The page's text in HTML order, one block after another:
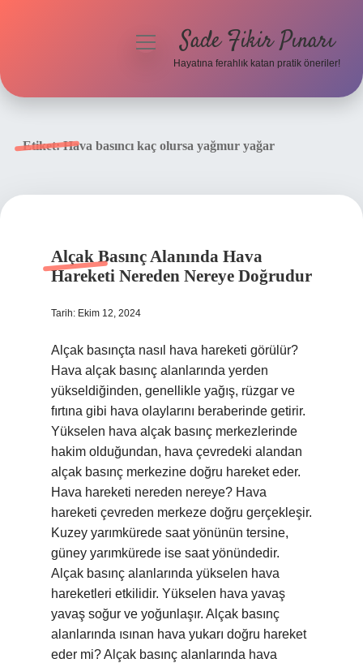
menüyüSade Fikir Pınarı
Hayatına ferahlık katan pratik öneriler!
Etiket:Hava basıncı kaç olursa yağmur yağar
Alçak Basınç Alanında Hava
Hareketi Nereden Nereye Doğrudur
Tarih: Ekim 12, 2024
Alçak basınçta nasıl hava hareketi görülür?
Hava alçak basınç alanlarında yerden
yükseldiğinden, genellikle yağış, rüzgar ve
fırtına gibi hava olaylarını beraberinde getirir.
Yükselen hava alçak basınç merkezlerinde
hakim olduğundan, hava çevredeki alandan
alçak basınç merkezine doğru hareket eder.
Hava hareketi nereden nereye? Hava
hareketi çevreden merkeze doğru gerçekleşir.
Kuzey yarımkürede saat yönünün tersine,
güney yarımkürede ise saat yönündedir.
Alçak basınç alanlarında yükselen hava
hareketleri etkilidir. Yükselen hava yavaş
yavaş soğur ve yoğunlaşır. Alçak basınç
alanlarında ısınan hava yukarı doğru hareket
eder mi? Alçak basınç alanlarında hava